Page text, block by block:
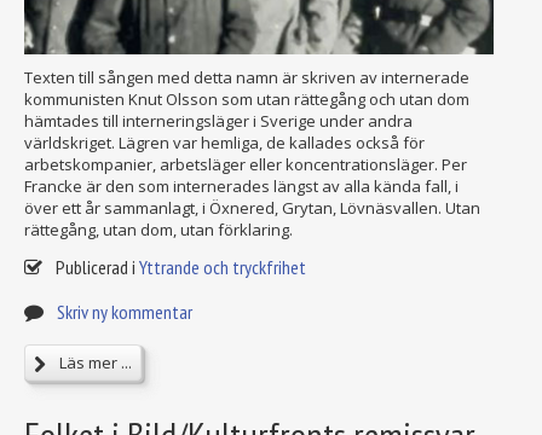
Texten till sången med detta namn är skriven av internerade
kommunisten Knut Olsson som utan rättegång och utan dom
hämtades till interneringsläger i Sverige under andra
världskriget. Lägren var hemliga, de kallades också för
arbetskompanier, arbetsläger eller koncentrationsläger. Per
Francke är den som internerades längst av alla kända fall, i
över ett år sammanlagt, i Öxnered, Grytan, Lövnäsvallen. Utan
rättegång, utan dom, utan förklaring.
Publicerad i Yttrande och tryckfrihet
Skriv ny kommentar
Läs mer ...